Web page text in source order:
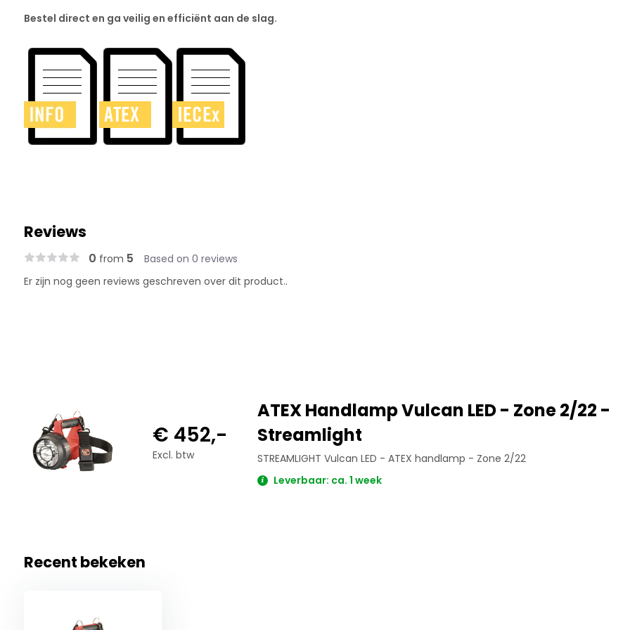
Bestel direct en ga veilig en efficiënt aan de slag.
Reviews
0 from 5 Based on 0 reviews
Er zijn nog geen reviews geschreven over dit product..
€ 452,-
Excl. btw
ATEX Handlamp Vulcan LED - Zone 2/22 -
Streamlight
STREAMLIGHT Vulcan LED - ATEX handlamp - Zone 2/22
Leverbaar: ca. 1 week
Recent bekeken